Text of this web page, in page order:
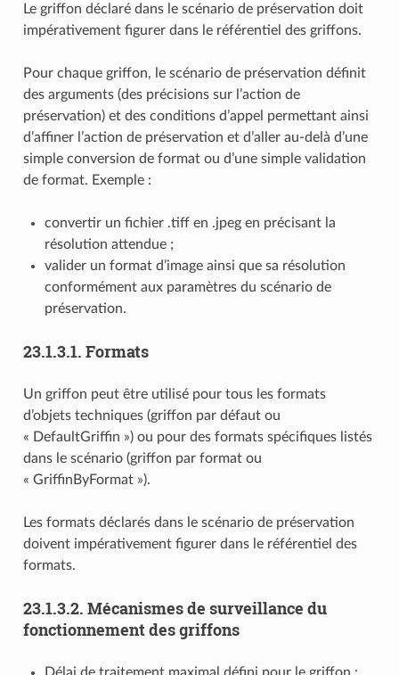
Le griffon déclaré dans le scénario de préservation doit
impérativement figurer dans le référentiel des griffons.
Pour chaque griffon, le scénario de préservation définit
des arguments (des précisions sur l’action de
préservation) et des conditions d’appel permettant ainsi
d’affiner l’action de préservation et d’aller au-delà d’une
simple conversion de format ou d’une simple validation
de format. Exemple :
convertir un fichier .tiff en .jpeg en précisant la
résolution attendue ;
valider un format d’image ainsi que sa résolution
conformément aux paramètres du scénario de
préservation.
23.1.3.1. Formats
Un griffon peut être utilisé pour tous les formats
d’objets techniques (griffon par défaut ou
« DefaultGriffin ») ou pour des formats spécifiques listés
dans le scénario (griffon par format ou
« GriffinByFormat »).
Les formats déclarés dans le scénario de préservation
doivent impérativement figurer dans le référentiel des
formats.
23.1.3.2. Mécanismes de surveillance du
fonctionnement des griffons